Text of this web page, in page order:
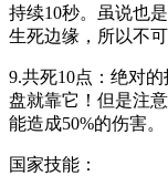
持续10秒。虽说也
生死边缘，所以不
9.共死10点：绝对
盘就靠它！但是注
能造成50%的伤害。
国家技能：